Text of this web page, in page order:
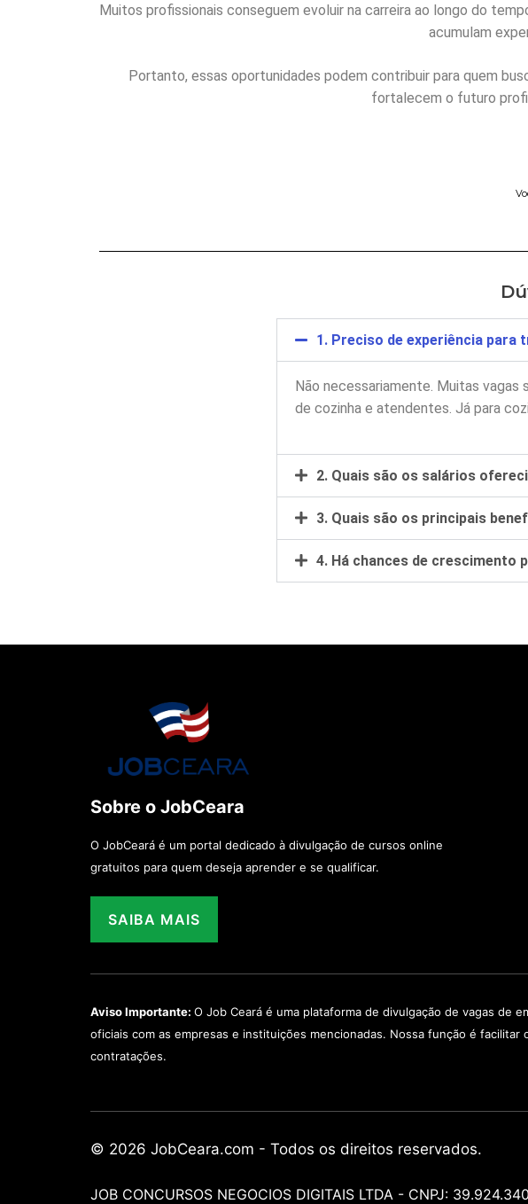
Muitos profissionais conseguem evoluir na carreira ao longo do
acumulam
Portanto, essas oportunidades podem contribuir para quem
fortalecem o futuro
1. Preciso de experiência para
Não necessariamente. Muitas vagas
de cozinha e atendentes. Já para
2. Quais são os salários
3. Quais são os principais
4. Há chances de crescimento
Sobre o JobCeara
O JobCeará é um portal dedicado à divulgação de cursos online
gratuitos para quem deseja aprender e se qualificar.
SAIBA MAIS
Aviso Importante: O Job Ceará é uma plataforma de divulgação de vagas de
oficiais com as empresas e instituições mencionadas. Nossa função é
contratações.
© 2026 JobCeara.com - Todos os direitos reservados.
JOB CONCURSOS NEGOCIOS DIGITAIS LTDA - CNPJ: